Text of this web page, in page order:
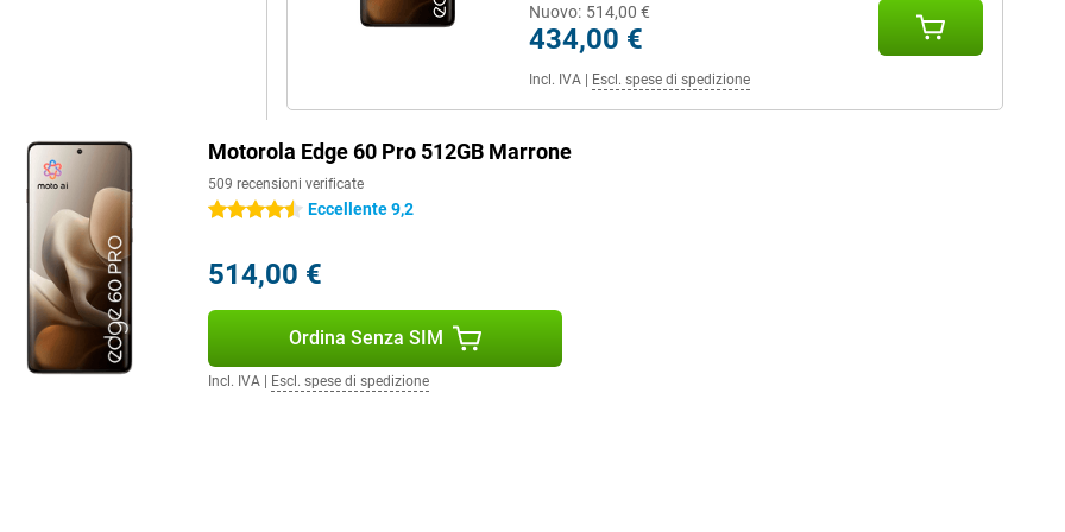
in modo rapido e
ma anche fatto per durare.
fino a 1,5 metri di profondità per
MIL-STD 810H, il che significa
e umidità elevata. Lo schermo
a cadute e graffi rispetto alle
Nuovo: 514,00 €
434,00 €
Incl. IVA| Escl. spese di spedizione
Motorola Edge 60 Pro 512GB Marrone
509 recensioni verificate
4.5 stelleEccellente 9,2
514,00 €
Ordina Senza SIM
Incl. IVA Escl. spese di spedizione